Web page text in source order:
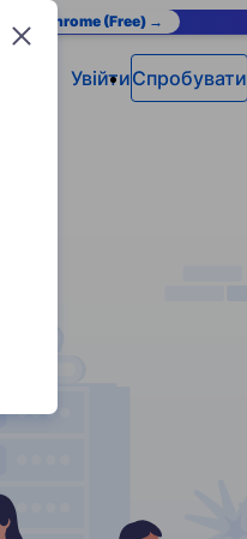
Add to Chrome (Free) →
УвійтиСпробувати
Close